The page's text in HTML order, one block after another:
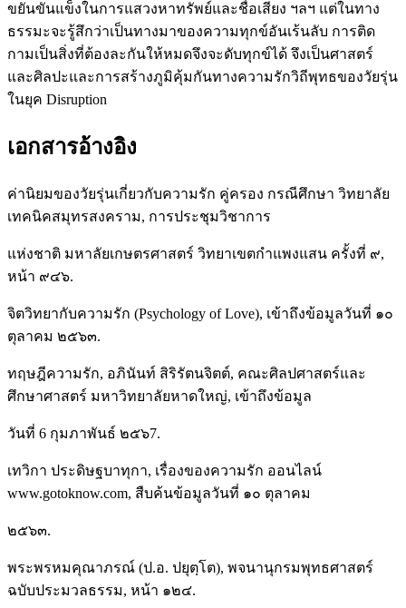
ขยันขันแข็งในการแสวงหาทรัพย์และชื่อเสียง ฯลฯ แต่ในทาง
ธรรมะจะรู้สึกว่าเป็นทางมาของความทุกข์อันเร้นลับ การติด
กามเป็นสิ่งที่ต้องละกันให้หมดจึงจะดับทุกข์ได้ จึงเป็นศาสตร์
และศิลปะและการสร้างภูมิคุ้มกันทางความรักวิถีพุทธของวัยรุ่น
ในยุค Disruption
เอกสารอ้างอิง
ค่านิยมของวัยรุ่นเกี่ยวกับความรัก คู่ครอง กรณีศึกษา วิทยาลัย
เทคนิคสมุทรสงคราม, การประชุมวิชาการ
แห่งชาติ มหาลัยเกษตรศาสตร์ วิทยาเขตกำแพงแสน ครั้งที่ ๙,
หน้า ๙๔๖.
จิตวิทยากับความรัก (Psychology of Love), เข้าถึงข้อมูลวันที่ ๑๐
ตุลาคม ๒๕๖๓.
ทฤษฎีความรัก, อภินันท์ สิริรัตนจิตต์, คณะศิลปศาสตร์และ
ศึกษาศาสตร์ มหาวิทยาลัยหาดใหญ่, เข้าถึงข้อมูล
วันที่ 6 กุมภาพันธ์ ๒๕๖7.
เทวิกา ประดิษฐบาทุกา, เรื่องของความรัก ออนไลน์
www.gotoknow.com, สืบค้นข้อมูลวันที่ ๑๐ ตุลาคม
๒๕๖๓.
พระพรหมคุณาภรณ์ (ป.อ. ปยุตฺโต), พจนานุกรมพุทธศาสตร์
ฉบับประมวลธรรม, หน้า ๑๒๔.